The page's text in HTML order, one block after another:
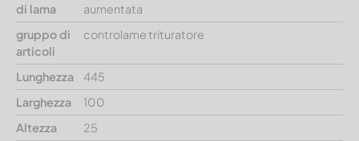
di lama
aumentata
gruppo di
articoli
controlame trituratore
Lunghezza
445
Larghezza
100
Altezza
25